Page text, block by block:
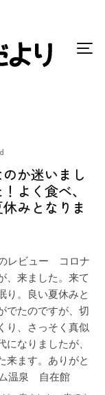
か迷いまし
よく食べ、
みとなりま